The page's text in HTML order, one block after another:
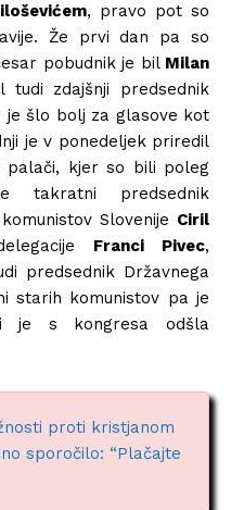
, pravo pot so
Že prvi dan pa so
pobudnik je bil Milan
zdajšnji predsednik
je šlo bolj za glasove kot
je v ponedeljek priredil
palači, kjer so bili poleg
takratni predsednik
Slovenije Ciril
Franci Pivec,
predsednik Državnega
starih komunistov pa je
je s kongresa odšla
proti kristjanom
sporočilo: “Plačajte